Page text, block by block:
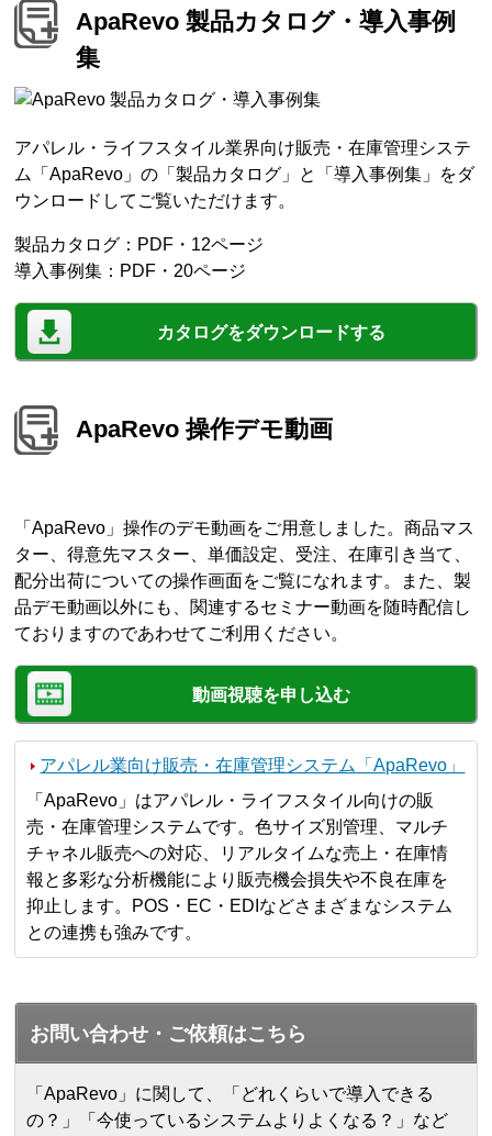
ApaRevo 製品カタログ・導入事例
集
アパレル・ライフスタイル業界向け販売・在庫管理システ
ム「ApaRevo」の「製品カタログ」と「導入事例集」をダ
ウンロードしてご覧いただけます。
製品カタログ：PDF・12ページ
導入事例集：PDF・20ページ
カタログをダウンロードする
ApaRevo 操作デモ動画
「ApaRevo」操作のデモ動画をご用意しました。商品マス
ター、得意先マスター、単価設定、受注、在庫引き当て、
配分出荷についての操作画面をご覧になれます。また、製
品デモ動画以外にも、関連するセミナー動画を随時配信し
ておりますのであわせてご利用ください。
動画視聴を申し込む
アパレル業向け販売・在庫管理システム「ApaRevo」
「ApaRevo」はアパレル・ライフスタイル向けの販
売・在庫管理システムです。色サイズ別管理、マルチ
チャネル販売への対応、リアルタイムな売上・在庫情
報と多彩な分析機能により販売機会損失や不良在庫を
抑止します。POS・EC・EDIなどさまざまなシステム
との連携も強みです。
お問い合わせ・ご依頼はこちら
「ApaRevo」に関して、「どれくらいで導入できる
の？」「今使っているシステムよりよくなる？」など